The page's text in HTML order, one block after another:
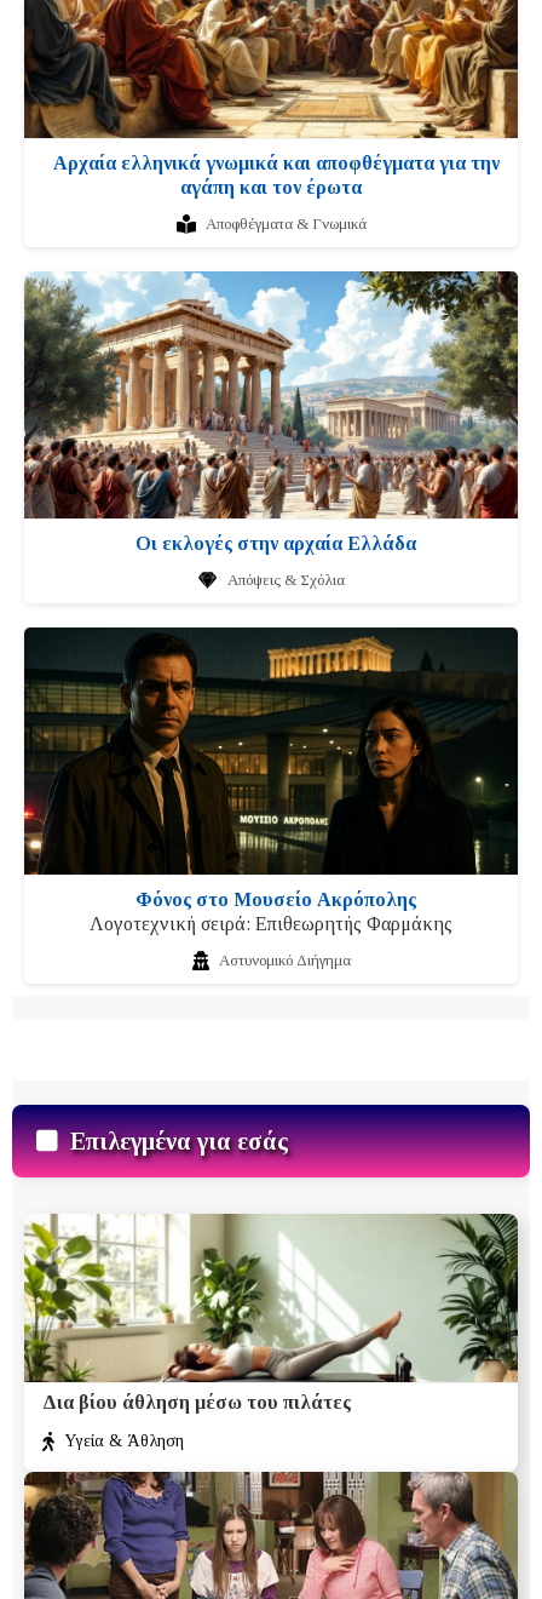
Αρχαία ελληνικά γνωμικά και αποφθέγματα για την
αγάπη και τον έρωτα
Αποφθέγματα & Γνωμικά
Οι εκλογές στην αρχαία Ελλάδα
Απόψεις & Σχόλια
Φόνος στο Μουσείο Ακρόπολης
Λογοτεχνική σειρά: Επιθεωρητής Φαρμάκης
Αστυνομικό Διήγημα
Επιλεγμένα για εσάς
Δια βίου άθληση μέσω του πιλάτες
Υγεία & Άθληση